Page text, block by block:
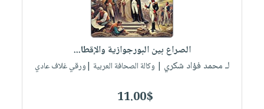
الصراع بين البورجوازية والإقطا...
لـ محمد فؤاد شكري | وكالة الصحافة العربية |ورقي غلاف عادي
11.00$